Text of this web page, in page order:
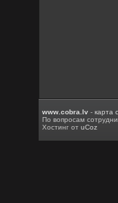
www.cobra.lv -карта
По вопросам
Хостинг отuCoz